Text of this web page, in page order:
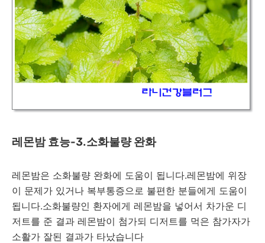
레몬밤 효능-3.소화불량 완화
레몬밤은 소화불량 완화에 도움이 됩니다.레몬밤에 위장
이 문제가 있거나 복부통증으로 불편한 분들에게 도움이
됩니다.소화불량인 환자에게 레몬밤을 넣어서 차가운 디
저트를 준 결과 레몬밤이 첨가되 디저트를 먹은 참가자가
소활가 잘된 결과가 타났습니다